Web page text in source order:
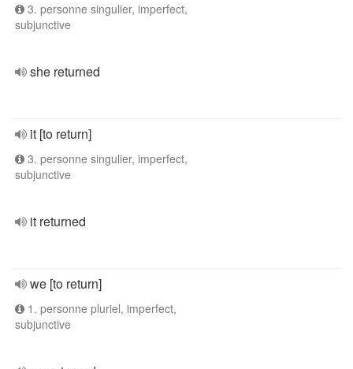
3. personne singulier, imperfect,
subjunctive
she returned
it [to return]
3. personne singulier, imperfect,
subjunctive
it returned
we [to return]
1. personne pluriel, imperfect,
subjunctive